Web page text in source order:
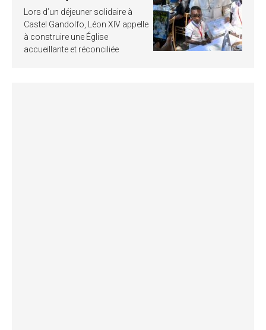
Lors d’un déjeuner solidaire à
Castel Gandolfo, Léon XIV appelle
à construire une Église
accueillante et réconciliée